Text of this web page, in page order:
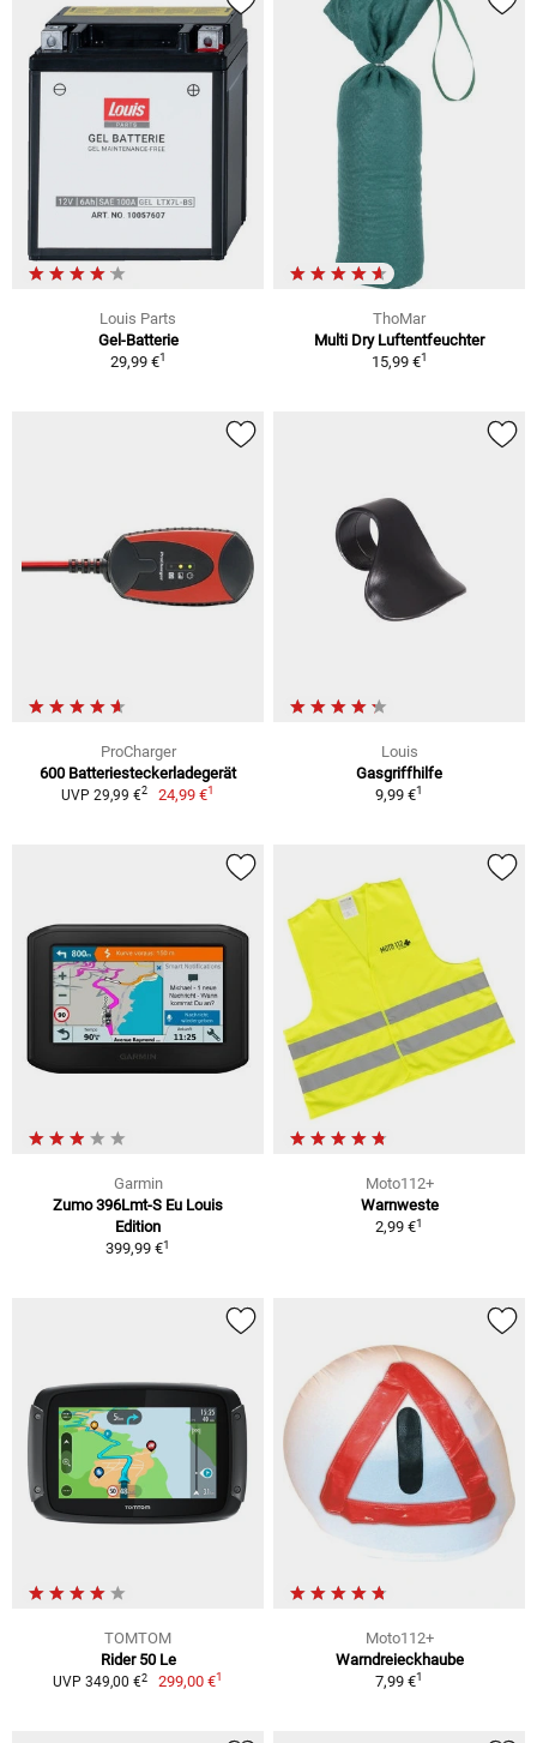
Louis Parts
Gel-Batterie
29,99 €1
ThoMar
Multi Dry Luftentfeuchter
15,99 €1
ProCharger
600 Batteriesteckerladegerät
UVP 29,99 €2 24,99 €1
Louis
Gasgriffhilfe
9,99 €1
Garmin
Zumo 396Lmt-S Eu Louis
Edition
399,99 €1
Moto112+
Warnweste
2,99 €1
TOMTOM
Rider 50 Le
UVP 349,00 €2 299,00 €1
Moto112+
Warndreieckhaube
7,99 €1